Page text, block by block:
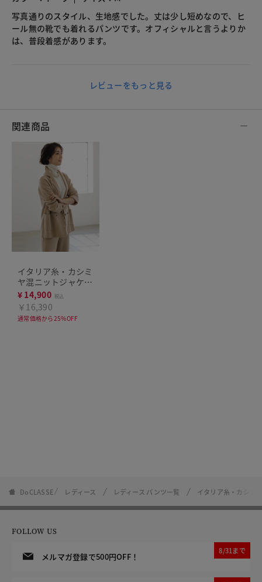
写真通りのスタイル、生地感でした。丈は少し短めなので、ヒ
ール無の靴でも着れるパンツです。オフィシャルと言うよりか
は、普段着感があります。
レビューをもっと見る
関連商品
イタリア糸・カシミ
ヤ混ニットジャケッ
ト
¥ 14,900 税込
￥16,390
通常価格から25%OFF
DoCLASSE レディース レディース パンツ一覧 イタリア糸・カシミ
FOLLOW US
メルマガ登録で500円OFF！
8/31まで